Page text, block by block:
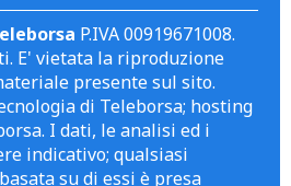
P.IVA 00919671008.
E' vietata la riproduzione
presente sul sito.
di Teleborsa; hosting
I dati, le analisi ed i
indicativo; qualsiasi
su di essi è presa